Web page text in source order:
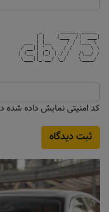
      | |    |___  /|  ___|
  ___ | |__     / / |___ \
/ __|| '_ \   / /      \ \
| (__ | |_) |./ /   /\__/ /
\___||_.__/ \_/    \____/
کد امنیتی نمایش داده شده در